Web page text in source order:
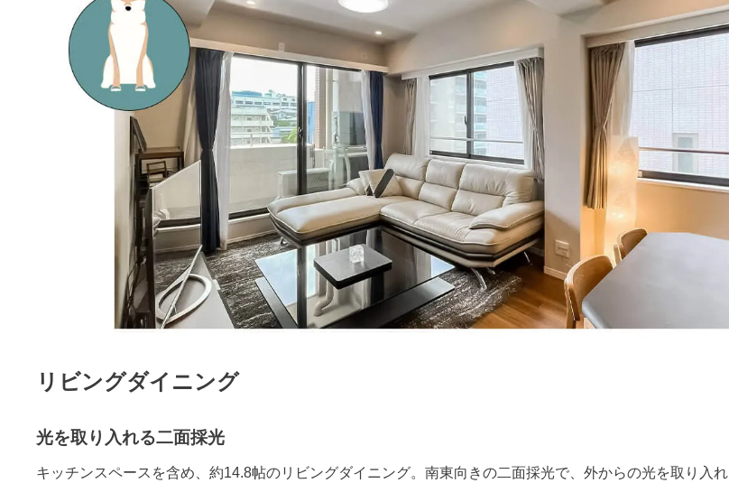
リビングダイニング
光を取り入れる二面採光
キッチンスペースを含め、約14.8帖のリビングダイニング。南東向きの二面採光で、外からの光を取り入れ